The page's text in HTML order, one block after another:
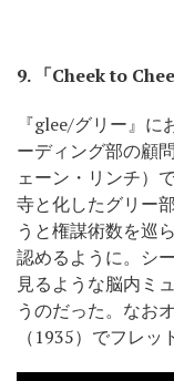
9.「Cheek to
『glee/グリー』
ーディング部の顧
ェーン・リンチ）
寺と化したグリー
うと権謀術数を巡
認めるように。シ
見るような脳内ミ
うのだった。なお
（1935）でフレッ